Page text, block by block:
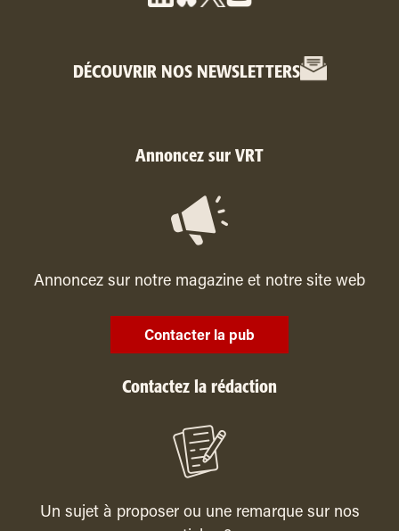
DÉCOUVRIR NOS NEWSLETTERS
Annoncez sur VRT
Annoncez sur notre magazine et notre site web
Contacter la pub
Contactez la rédaction
Un sujet à proposer ou une remarque sur nos